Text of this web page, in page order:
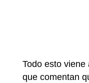
Todo esto
que comentan